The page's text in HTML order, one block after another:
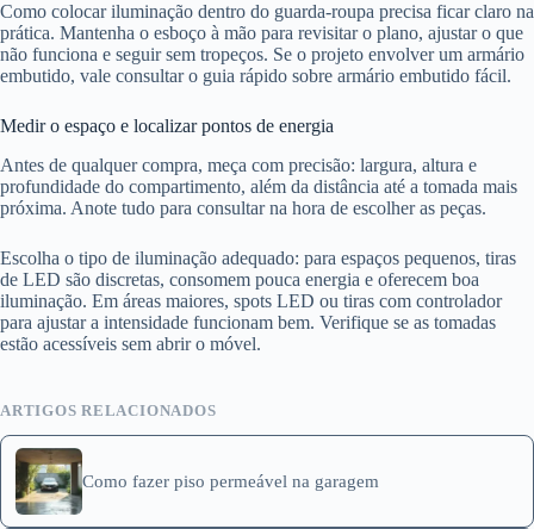
Como colocar iluminação dentro do guarda-roupa precisa ficar claro na
prática. Mantenha o esboço à mão para revisitar o plano, ajustar o que
não funciona e seguir sem tropeços. Se o projeto envolver um armário
embutido, vale consultar o guia rápido sobre armário embutido fácil.
Medir o espaço e localizar pontos de energia
Antes de qualquer compra, meça com precisão: largura, altura e
profundidade do compartimento, além da distância até a tomada mais
próxima. Anote tudo para consultar na hora de escolher as peças.
Escolha o tipo de iluminação adequado: para espaços pequenos, tiras
de LED são discretas, consomem pouca energia e oferecem boa
iluminação. Em áreas maiores, spots LED ou tiras com controlador
para ajustar a intensidade funcionam bem. Verifique se as tomadas
estão acessíveis sem abrir o móvel.
ARTIGOS RELACIONADOS
Como fazer piso permeável na garagem